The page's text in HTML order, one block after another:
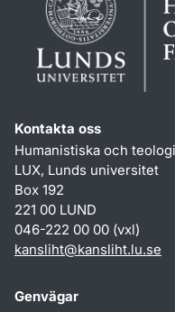
Kontakta oss
Humanistiska och
LUX, Lunds universitet
Box 192
221 00 LUND
046-222 00 00 (vxl)
kansliht@kansliht.lu.se
Genvägar